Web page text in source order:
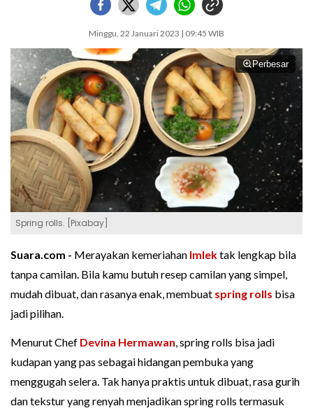
Minggu, 22 Januari 2023 | 09:45 WIB
Perbesar
Spring rolls. [Pixabay]
Suara.com - Merayakan kemeriahan Imlektak lengkap bila
tanpa camilan. Bila kamu butuh resep camilan yang simpel,
mudah dibuat, dan rasanya enak, membuat spring rolls bisa
jadi pilihan.
Menurut Chef Devina Hermawan, spring rolls bisa jadi
kudapan yang pas sebagai hidangan pembuka yang
menggugah selera. Tak hanya praktis untuk dibuat, rasa gurih
dan tekstur yang renyah menjadikan spring rolls termasuk